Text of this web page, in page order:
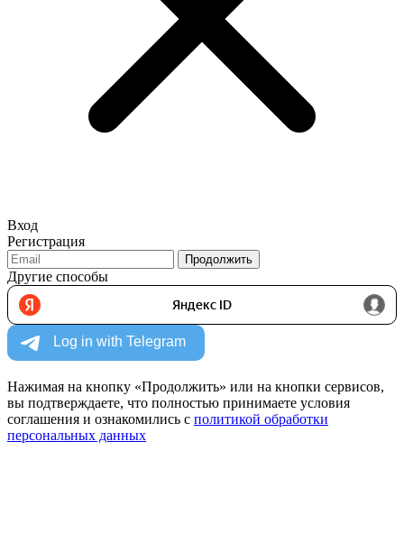
Вход
Регистрация
Продолжить
Другие способы
Нажимая на кнопку «Продолжить» или на кнопки сервисов,
вы подтверждаете, что полностью принимаете условия
соглашения и ознакомились с политикой обработки
персональных данных